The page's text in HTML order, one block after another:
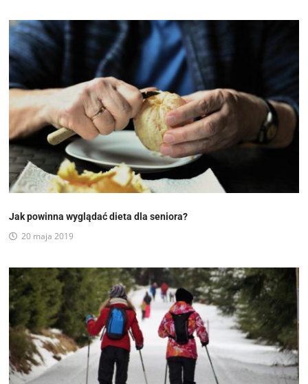
Jak powinna wyglądać dieta dla seniora?
20 maja 2019